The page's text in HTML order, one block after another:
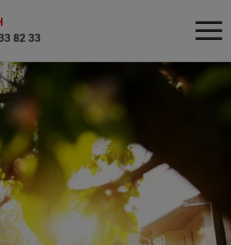
82 33
Sie suchen?